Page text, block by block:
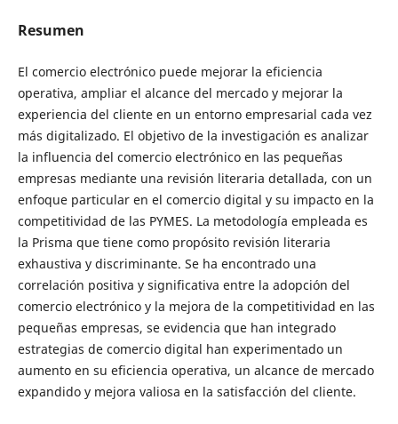
Resumen
El comercio electrónico puede mejorar la eficiencia
operativa, ampliar el alcance del mercado y mejorar la
experiencia del cliente en un entorno empresarial cada vez
más digitalizado. El objetivo de la investigación es analizar
la influencia del comercio electrónico en las pequeñas
empresas mediante una revisión literaria detallada, con un
enfoque particular en el comercio digital y su impacto en la
competitividad de las PYMES. La metodología empleada es
la Prisma que tiene como propósito revisión literaria
exhaustiva y discriminante. Se ha encontrado una
correlación positiva y significativa entre la adopción del
comercio electrónico y la mejora de la competitividad en las
pequeñas empresas, se evidencia que han integrado
estrategias de comercio digital han experimentado un
aumento en su eficiencia operativa, un alcance de mercado
expandido y mejora valiosa en la satisfacción del cliente.